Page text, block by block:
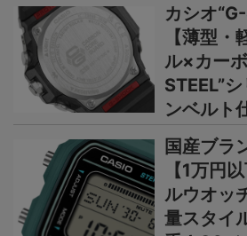
カシオ
【薄型・
ル×カー
STEEL”
ンベルト
国産ブラ
【1万円
ルウオッ
量スタイ